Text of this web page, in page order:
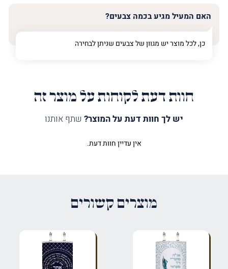
האם המעיל מגיע בכמה צבעים?
כן, לכל מוצר יש מגוון של צבעים שניתן לבחירה
חוות דעת לקוחות על מוצר זה
יש לך חוות דעת על המוצר? שתף אותנו
הביקורת שלך*
אין עדיין חוות דעת.
מוצרים קשורים